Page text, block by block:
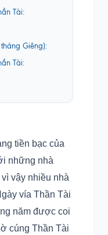
Tài:
Giêng):
Tài:
tiền bạc của
những nhà
vậy nhiều nhà
vía Thần Tài
năm được coi
cúng Thần Tài